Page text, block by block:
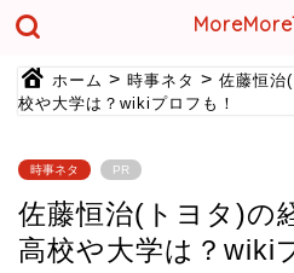
ホーム > 時事ネタ > 佐藤恒治
校や大学は？wikiプロフも！
時事ネタ PR
佐藤恒治(トヨタ)の
高校や大学は？wiki